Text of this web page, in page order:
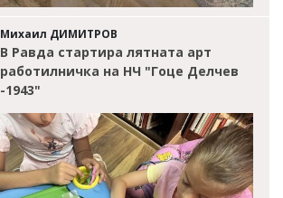
Михаил ДИМИТРОВ
В Равда стартира лятната арт
работилничка на НЧ "Гоце Делчев
-1943"